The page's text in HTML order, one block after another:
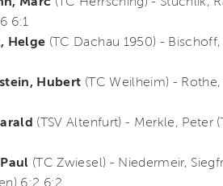
6:1
Helge (TC Dachau 1950) -
Hubert (TC Weilheim) -
(TSV Altenfurt) - Merkle, Peter
(TC Zwiesel) - Niedermeir,